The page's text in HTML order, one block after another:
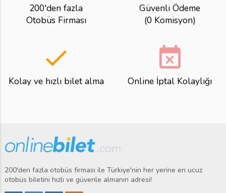
200'den fazla
Otobüs Firması
Güvenli Ödeme
(0 Komisyon)
done
Kolay ve hızlı bilet alma
event_busy
Online İptal Kolaylığı
200'den fazla otobüs firması ile Türkiye'nin her yerine en ucuz
otobüs biletini hızlı ve güvenle almanın adresi!